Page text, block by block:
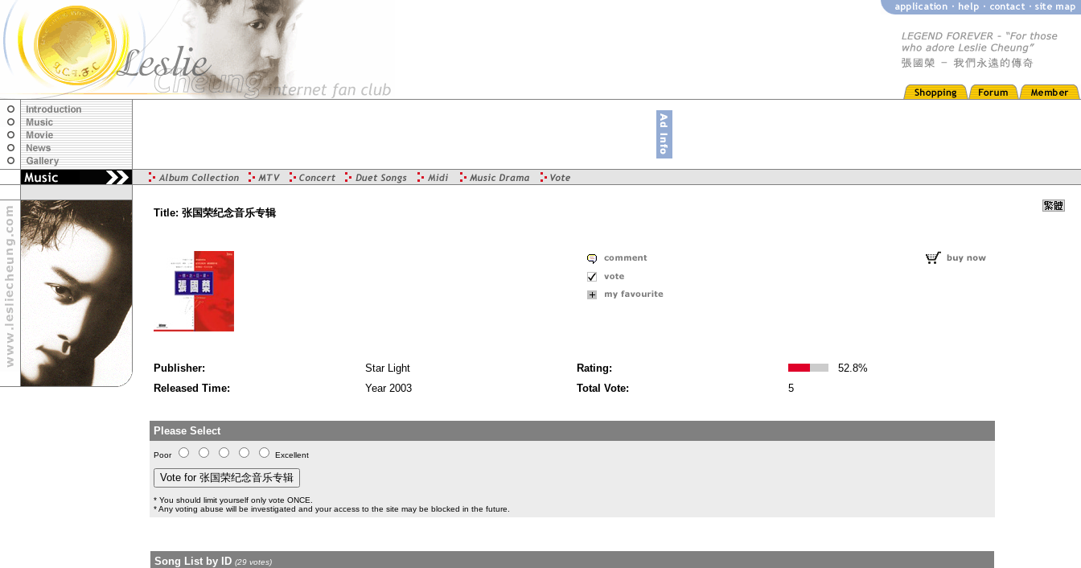
Title: 张国荣纪念音乐专辑
Publisher: Star Light Rating:
52.8%
Released Time:
Year 2003 Total Vote: 5
Please Select
Poor Excellent
* You should limit yourself only vote ONCE.
* Any voting abuse will be investigated and your access to the site may be blocked in the future.
Song List by ID (29 votes)